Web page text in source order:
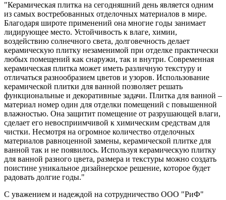
"Керамическая плитка на сегодняшний день является одним
из самых востребованных отделочных материалов в мире.
Благодаря широте применений она многие годы занимает
лидирующее место. Устойчивость к влаге, химии,
воздействию солнечного света, долговечность делает
керамическую плитку незаменимой при отделке практически
любых помещений как снаружи, так и внутри. Современная
керамическая плитка может иметь различную текстуру и
отличаться разнообразием цветов и узоров. Использование
керамической плитки для ванной позволяет решать
функциональные и декоративные задачи. Плитка для ванной –
материал номер один для отделки помещений с повышенной
влажностью. Она защитит помещение от разрушающей влаги,
сделает его невосприимчивой к химическим средствам для
чистки. Несмотря на огромное количество отделочных
материалов равноценной замены, керамической плитке для
ванной так и не появилось. Используя керамическую плитку
для ванной разного цвета, размера и текстуры можно создать
поистине уникальное дизайнерское решение, которое будет
радовать долгие годы."
С уважением и надеждой на сотрудничество ООО "РиФ"